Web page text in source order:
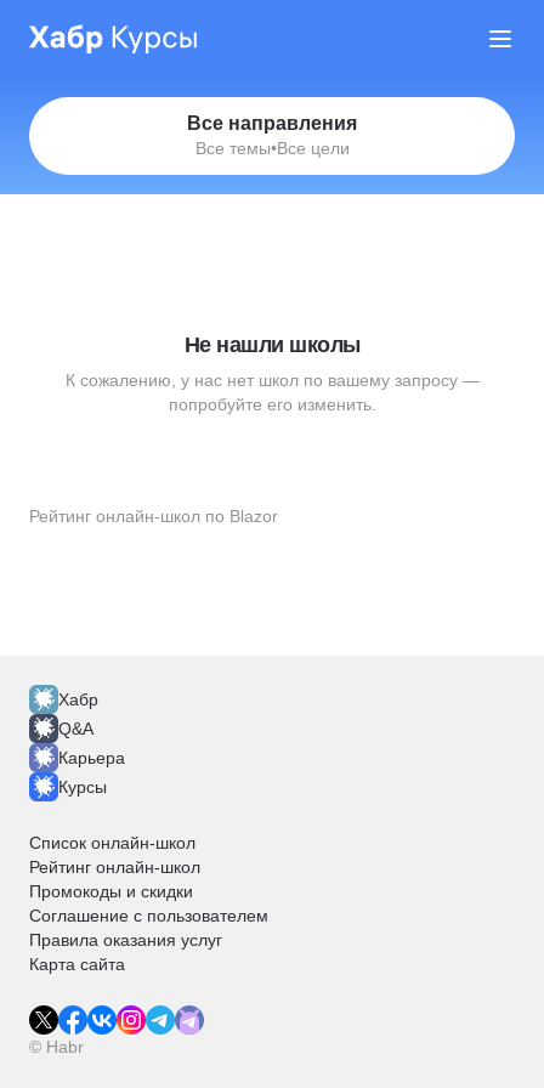
Все направления
Все темы•Все цели
Рейтинг онлайн-школ по Blazor
Не нашли школы
К сожалению, у нас нет школ по вашему запросу —
попробуйте его изменить.
Хабр
Q&A
Карьера
Курсы
Список онлайн-школ
Рейтинг онлайн-школ
Промокоды и скидки
Соглашение с пользователем
Правила оказания услуг
Карта сайта
© Habr